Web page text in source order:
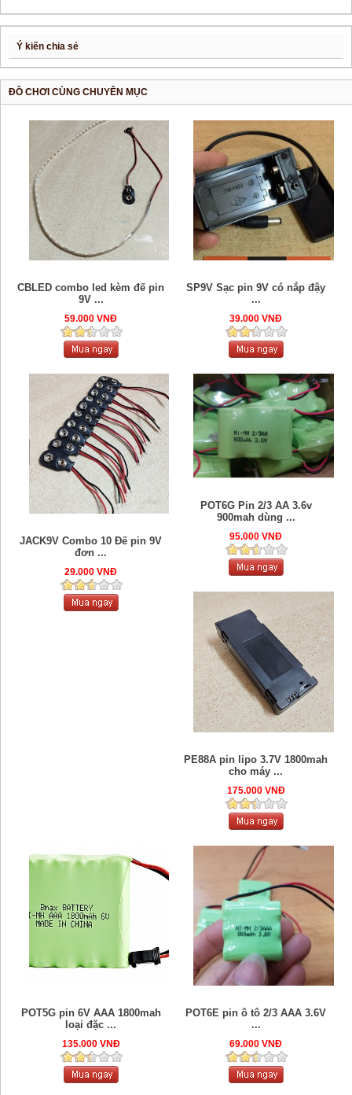
Ý kiến chia sẻ
ĐỒ CHƠI CÙNG CHUYÊN MỤC
CBLED combo led kèm đế pin
9V ...
59.000 VNĐ
SP9V Sạc pin 9V có nắp đậy
...
39.000 VNĐ
JACK9V Combo 10 Đế pin 9V
đơn ...
29.000 VNĐ
POT6G Pin 2/3 AA 3.6v
900mah dùng ...
95.000 VNĐ
PE88A pin lipo 3.7V 1800mah
cho máy ...
175.000 VNĐ
POT5G pin 6V AAA 1800mah
loại đặc ...
135.000 VNĐ
POT6E pin ô tô 2/3 AAA 3.6V
...
69.000 VNĐ